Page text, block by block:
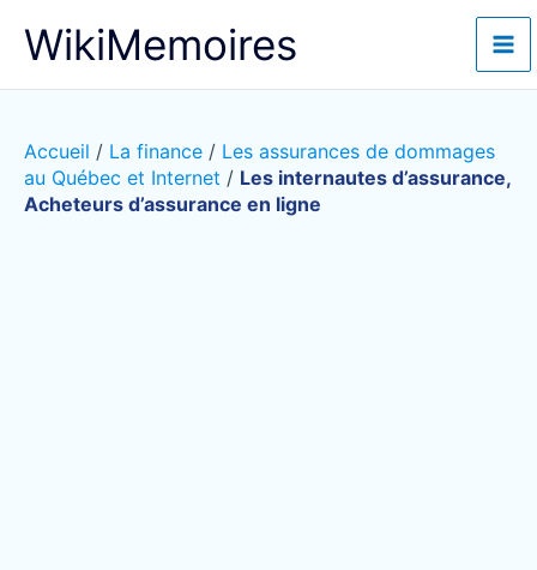
WikiMemoires
Accueil / La finance / Les assurances de dommages
au Québec et Internet / Les internautes d’assurance,
Acheteurs d’assurance en ligne